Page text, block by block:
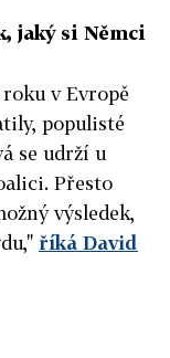
jaký si Němci
v Evropě
populisté
se udrží u
Přesto
výsledek,
říká David